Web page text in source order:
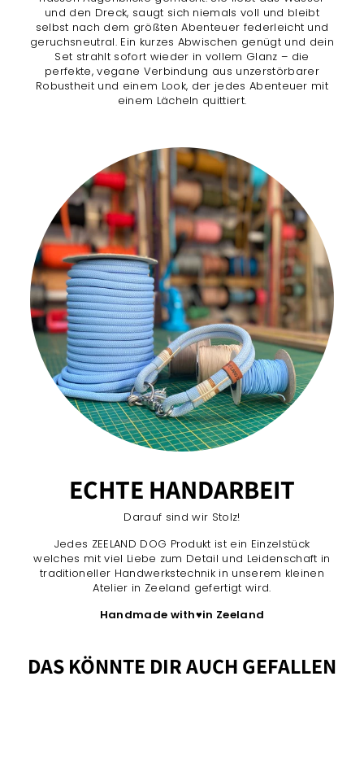
und den Dreck, saugt sich niemals voll und bleibt
selbst nach dem größten Abenteuer federleicht und
geruchsneutral. Ein kurzes Abwischen genügt und dein
Set strahlt sofort wieder in vollem Glanz – die
perfekte, vegane Verbindung aus unzerstörbarer
Robustheit und einem Look, der jedes Abenteuer mit
einem Lächeln quittiert.
ECHTE HANDARBEIT
Darauf sind wir Stolz!
Jedes ZEELAND DOG Produkt ist ein Einzelstück
welches mit viel Liebe zum Detail und Leidenschaft in
traditioneller Handwerkstechnik in unserem kleinen
Atelier in Zeeland gefertigt wird.
Handmade with♥in Zeeland
DAS KÖNNTE DIR AUCH GEFALLEN